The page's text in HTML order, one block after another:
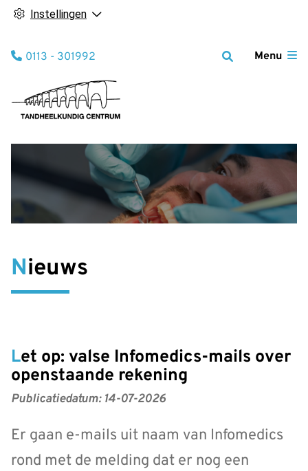
Instellingen
Menu
Tel:
0113 - 301992
Nieuws
Let op: valse Infomedics-mails over
openstaande rekening
Publicatiedatum: 14-07-2026
Er gaan e-mails uit naam van Infomedics
rond met de melding dat er nog een